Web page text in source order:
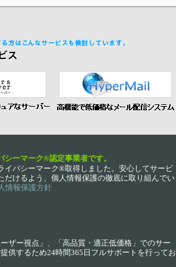
シーマーク®認定事業者です。
イバシーマーク®取得しました。安心してサービ
だけるよう、個人情報保護の徹底に取り組んでい
情報保護方針
ザー視点」、「高品質・適正低価格」でのサー
供するため24時間365日フルサポートを行ってお